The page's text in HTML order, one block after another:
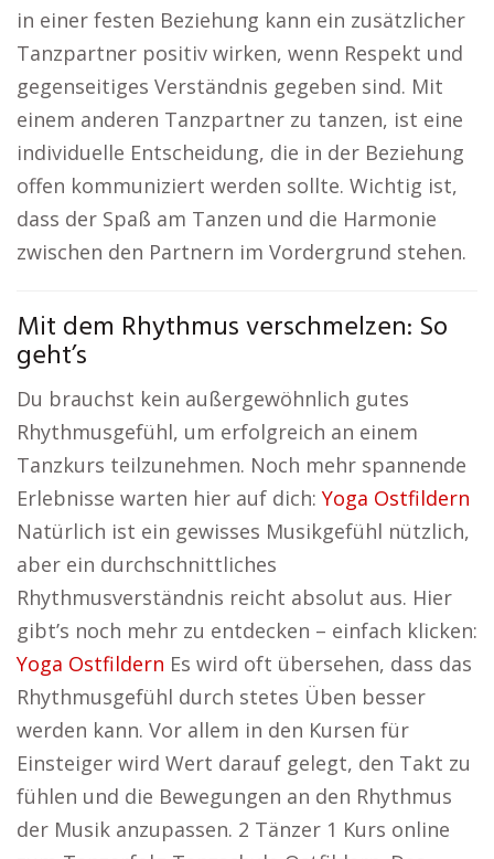
in einer festen Beziehung kann ein zusätzlicher
Tanzpartner positiv wirken, wenn Respekt und
gegenseitiges Verständnis gegeben sind. Mit
einem anderen Tanzpartner zu tanzen, ist eine
individuelle Entscheidung, die in der Beziehung
offen kommuniziert werden sollte. Wichtig ist,
dass der Spaß am Tanzen und die Harmonie
zwischen den Partnern im Vordergrund stehen.
Mit dem Rhythmus verschmelzen: So
geht’s
Du brauchst kein außergewöhnlich gutes
Rhythmusgefühl, um erfolgreich an einem
Tanzkurs teilzunehmen. Noch mehr spannende
Erlebnisse warten hier auf dich: Yoga Ostfildern
Natürlich ist ein gewisses Musikgefühl nützlich,
aber ein durchschnittliches
Rhythmusverständnis reicht absolut aus. Hier
gibt’s noch mehr zu entdecken – einfach klicken:
Yoga Ostfildern Es wird oft übersehen, dass das
Rhythmusgefühl durch stetes Üben besser
werden kann. Vor allem in den Kursen für
Einsteiger wird Wert darauf gelegt, den Takt zu
fühlen und die Bewegungen an den Rhythmus
der Musik anzupassen. 2 Tänzer 1 Kurs online